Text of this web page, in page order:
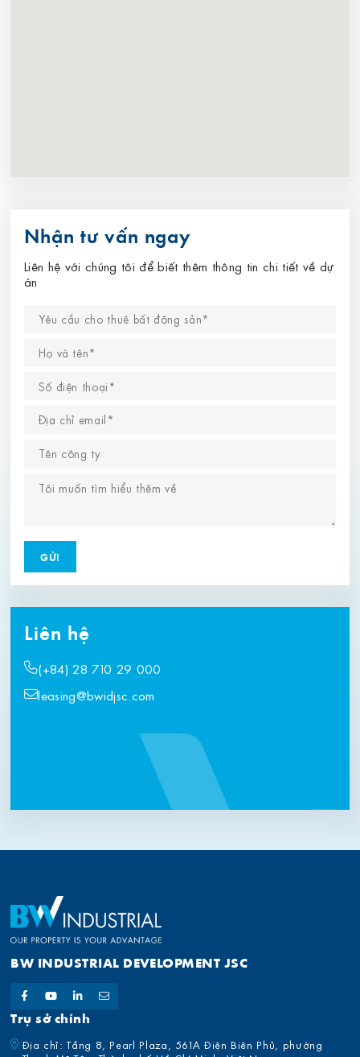
Nhận tư vấn ngay
Liên hệ với chúng tôi để biết thêm thông tin chi tiết về dự
án
Liên hệ
(+84) 28 710 29 000
leasing@bwidjsc.com
BW INDUSTRIAL DEVELOPMENT JSC
Trụ sở chính
Địa chỉ: Tầng 8, Pearl Plaza, 561A Điện Biên Phủ, phường